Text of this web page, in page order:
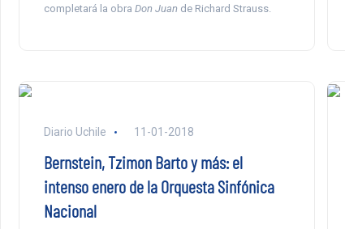
completará la obra Don Juan de Richard Strauss.
Diario Uchile 11-01-2018
Bernstein, Tzimon Barto y más: el
intenso enero de la Orquesta Sinfónica
Nacional